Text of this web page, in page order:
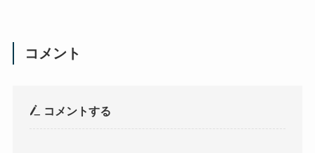
コメント
コメントする